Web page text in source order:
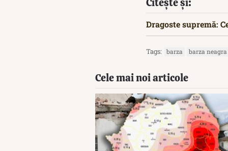
Dragoste supremă:
Tags: barza barza neagra
Cele mai noi articole